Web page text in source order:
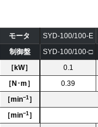
モータ SYD-100/100-E
制御盤
SYD-100/100-□
［kW］ 0.1
［N･m］ 0.39
［min−1 ］
［min−1 ］